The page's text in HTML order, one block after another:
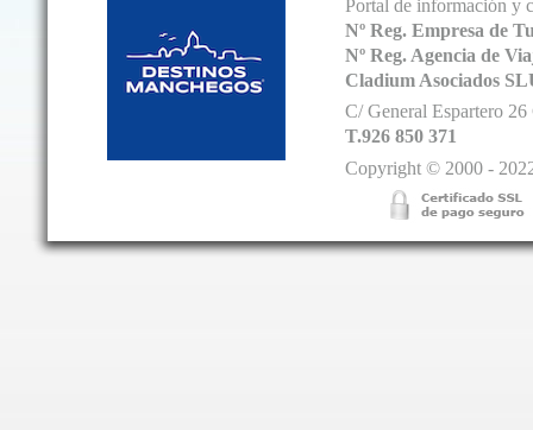
Portal de información y
Nº Reg. Empresa de
Nº Reg. Agencia de
Cladium Asociados
C/ General Espartero
T.926 850 371
Copyright © 2000 -